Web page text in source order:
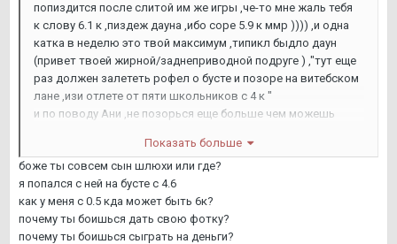
попиздится после слитой им же игры ,че-то мне жаль тебя
к слову 6.1 к ,пиздеж дауна ,ибо соре 5.9 к ммр )))) ,и одна
катка в неделю это твой максимум ,типикл быдло даун
(привет твоей жирной/заднеприводной подруге ) ,"тут еще
раз должен залететь рофел о бусте и позоре на витебском
лане ,изи отлете от пяти школьников с 4 к "
и по поводу Ани ,не позорься еще больше чем можешь
Показать больше
боже ты совсем сын шлюхи или где?
я попался с ней на бусте с 4.6
как у меня с 0.5 кда может быть 6к?
почему ты боишься дать свою фотку?
почему ты боишься сыграть на деньги?